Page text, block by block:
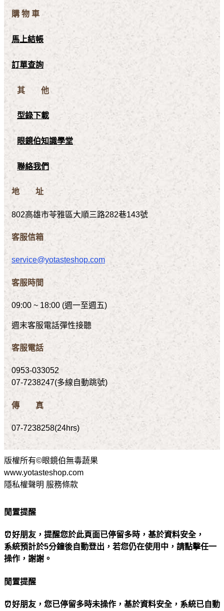
購 物 車
馬上結帳
訂單查詢
其 他
型錄下載
眼鏡伯知識學堂
聯絡我們
地 址
802高雄市苓雅區大順三路282巷143號
客服信箱
service@yotasteshop.com
客服時間
09:00 ~ 18:00 (週一至週五)
週末客服電話彈性接聽
客服電話
0953-033052
07-7238247(多線自動跳號)
傳 真
07-7238258(24hrs)
版權所有©眼鏡伯無毒蔬果
www.yotasteshop.com
隱私權聲明 服務條款
閒置提醒
⏰好朋友，提醒您於此頁面已停留多時，基於資料安全，
系統預計於5分鐘後自動登出，若您仍在使用中，請點擊任一
操作，謝謝。
閒置提醒
⏰好朋友，您已停留多時未操作，基於資料安全，系統已自動